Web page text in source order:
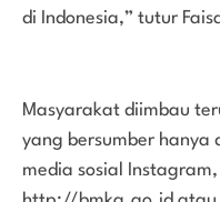
di Indonesia,” tutur
Masyarakat diimbau
yang bersumber hanya
media sosial